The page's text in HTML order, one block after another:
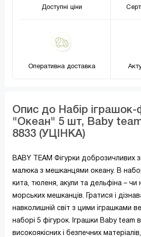
Доступні ціни
Оперативна доставка
Опис до Набір іграшок-
"Океан" 5 шт, Baby
8833 (УЦІНКА)
BABY TEAM Фігурки доброзичливих
малюка з мешканцями океану. В
кита, тюленя, акули та дельфіна – чи
морських мешканців. Гратися і
навколишній світ з цими іграшками
наборі 5 фігурок. Іграшки Baby team
високоякісних і безпечних